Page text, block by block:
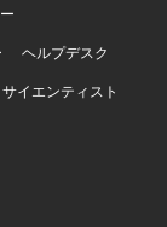
ヘルプデスク
イエンティスト